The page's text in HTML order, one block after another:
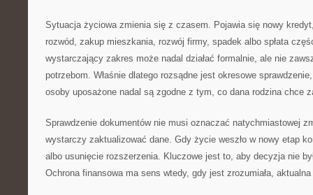
Sytuacja życiowa zmienia się z czasem. Pojawia się nowy
rozwód, zakup mieszkania, rozwój firmy, spadek albo spłata
wystarczający zakres może nadal działać formalnie, ale nie
potrzebom. Właśnie dlatego rozsądne jest okresowe
osoby uposażone nadal są zgodne z tym, co dana rodzina chce
Sprawdzenie dokumentów nie musi oznaczać natychmiastowej
wystarczy zaktualizować dane. Gdy życie weszło w nowy etap
albo usunięcie rozszerzenia. Kluczowe jest to, aby decyzja nie
Ochrona finansowa ma sens wtedy, gdy jest zrozumiała,